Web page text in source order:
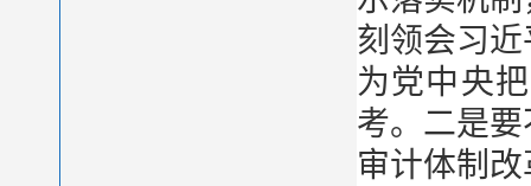
刻领会习
为党中央
考。二是
审计体制